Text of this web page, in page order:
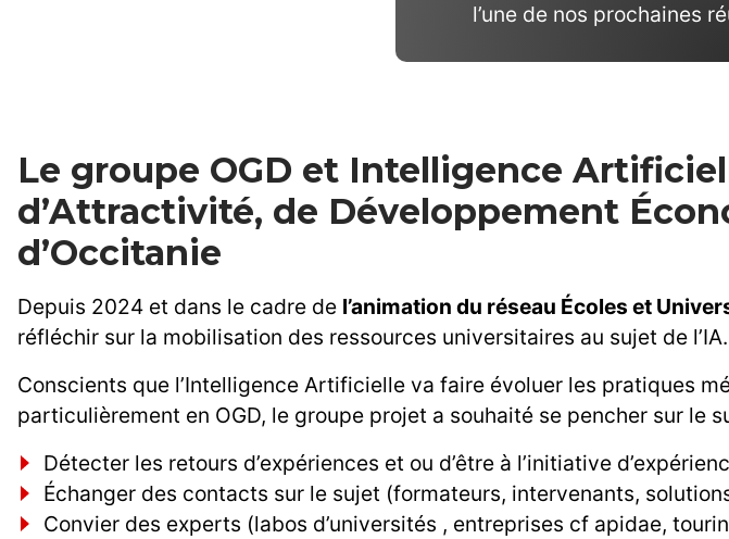
l’une de nos prochaines
Le groupe OGD et Intelligence
d’Attractivité, de Développement
d’Occitanie
Depuis 2024 et dans le cadre de l’animation du réseau Écoles et
réfléchir sur la mobilisation des ressources universitaires au sujet de l’IA.
Conscients que l’Intelligence Artificielle va faire évoluer les pratiques
particulièrement en OGD, le groupe projet a souhaité se pencher sur le
Détecter les retours d’expériences et ou d’être à l’initiative
Échanger des contacts sur le sujet (formateurs, intervenants,
Convier des experts (labos d’universités , entreprises cf apidae,